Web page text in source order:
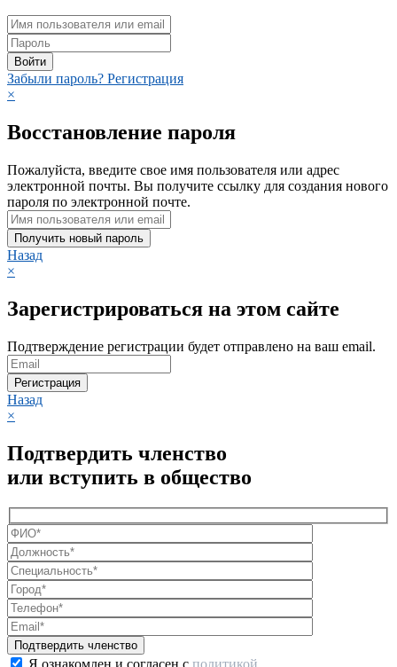
Войти
Забыли пароль? Регистрация
×
Восстановление пароля
Пожалуйста, введите свое имя пользователя или адрес
электронной почты. Вы получите ссылку для создания нового
пароля по электронной почте.
Получить новый пароль
Назад
×
Зарегистрироваться на этом сайте
Подтверждение регистрации будет отправлено на ваш email.
Регистрация
Назад
×
Подтвердить членство
или вступить в общество